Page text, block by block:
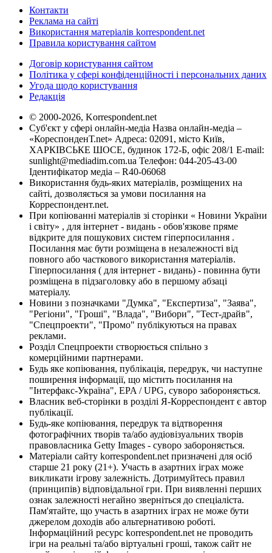
Контакти
Реклама на сайті
Використання матеріалів korrespondent.net
Правила користування сайтом
Договір користування сайтом
Політика у сфері конфіденційності і персональних даних
Угода щодо користування
Редакція
© 2000-2026, Korrespondent.net
Суб'єкт у сфері онлайн-медіа Назва онлайн-медіа –
«КореспонденТ.net» Адреса: 02091, місто Київ,
ХАРКІВСЬКЕ ШОСЕ, будинок 172-Б, офіс 208/1 E-mail:
sunlight@mediadim.com.ua Телефон: 044-205-43-00
Ідентифікатор медіа – R40-06068
Використання будь-яких матеріалів, розміщених на
сайті, дозволяється за умови посилання на
Корреспондент.net.
При копіюванні матеріалів зі сторінки « Новини України
і світу» , для інтернет - видань - обов'язкове пряме
відкрите для пошукових систем гіперпосилання .
Посилання має бути розміщена в незалежності від
повного або часткового використання матеріалів.
Гіперпосилання ( для інтернет - видань) - повинна бути
розміщена в підзаголовку або в першому абзаці
матеріалу.
Новини з позначками "Думка", "Експертиза", "Заява",
"Регіони", "Гроші", "Влада", "Вибори", "Тест-драйв",
"Спецпроекти", "Промо" публікуються на правах
реклами.
Розділ Спецпроекти створюється спільно з
комерційними партнерами.
Будь яке копіювання, публікація, передрук, чи наступне
поширення інформації, що містить посилання на
"Інтерфакс-Україна", EPA / UPG, суворо забороняється.
Власник веб-сторінки в розділі Я-Корреспондент є автор
публікації.
Будь-яке копіювання, передрук та відтворення
фотографічних творів та/або аудіовізуальних творів
правовласника Getty Images - суворо забороняється.
Матеріали сайту korrespondent.net призначені для осіб
старше 21 року (21+). Участь в азартних іграх може
викликати ігрову залежність. Дотримуйтесь правил
(принципів) відповідальної гри. При виявленні перших
ознак залежності негайно зверніться до спеціаліста.
Пам'ятайте, що участь в азартних іграх не може бути
джерелом доходів або альтернативою роботі.
Інформаційний ресурс korrespondent.net не проводить
ігри на реальні та/або віртуальні гроші, також сайт не